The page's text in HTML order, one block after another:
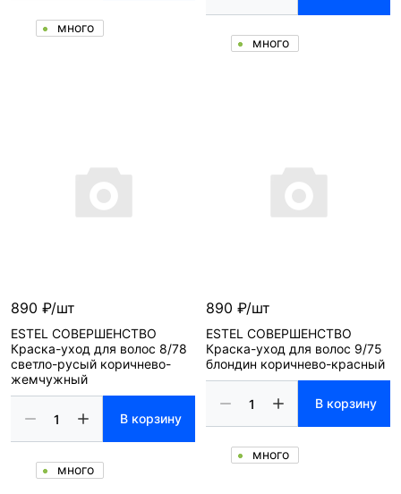
много
много
890 ₽/шт
ESTEL СОВЕРШЕНСТВО
Краска-уход для волос 8/78
светло-русый коричнево-
жемчужный
В корзину
много
890 ₽/шт
ESTEL СОВЕРШЕНСТВО
Краска-уход для волос 9/75
блондин коричнево-красный
В корзину
много